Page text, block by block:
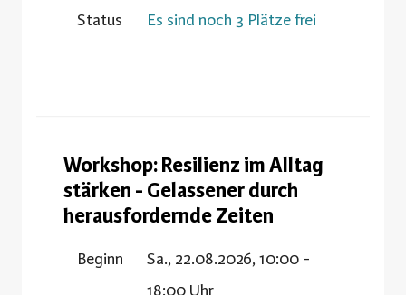
Status Es sind noch 3 Plätze frei
Workshop: Resilienz im Alltag
stärken - Gelassener durch
herausfordernde Zeiten
Beginn
Sa., 22.08.2026, 10:00 -
18:00 Uhr